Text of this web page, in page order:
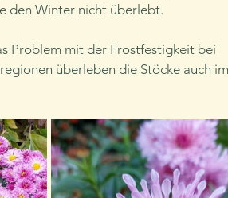
den Winter nicht überlebt.
Problem mit der Frostfestigkeit bei
überleben die Stöcke auch im